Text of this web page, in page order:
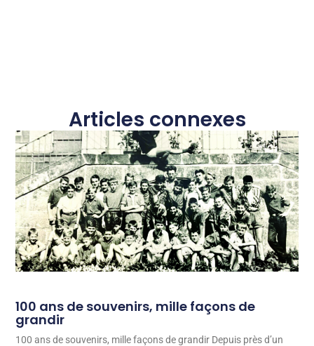
Articles connexes
100 ans de souvenirs, mille façons de
grandir
100 ans de souvenirs, mille façons de grandir Depuis près d’un